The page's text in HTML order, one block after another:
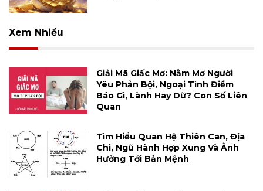
Xem Nhiều
Giải Mã Giấc Mơ: Nằm Mơ Người
Yêu Phản Bội, Ngoại Tình Điềm
Báo Gì, Lành Hay Dữ? Con Số Liên
Quan
Tìm Hiểu Quan Hệ Thiên Can, Địa
Chi, Ngũ Hành Hợp Xung Và Ảnh
Hưởng Tới Bản Mệnh